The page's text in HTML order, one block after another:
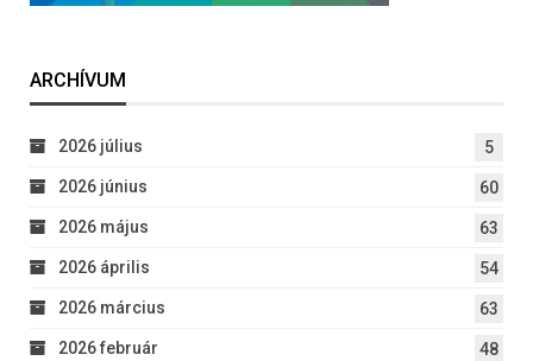
ARCHÍVUM
2026 július 5
2026 június 60
2026 május 63
2026 április 54
2026 március 63
2026 február 48